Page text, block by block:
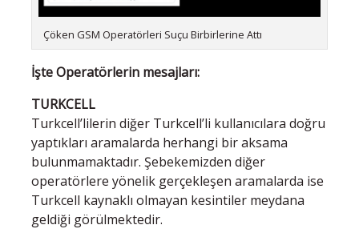
Çöken GSM Operatörleri Suçu Birbirlerine Attı
İşte Operatörlerin mesajları:
TURKCELL
Turkcell’lilerin diğer Turkcell’li kullanıcılara doğru
yaptıkları aramalarda herhangi bir aksama
bulunmamaktadır. Şebekemizden diğer
operatörlere yönelik gerçekleşen aramalarda ise
Turkcell kaynaklı olmayan kesintiler meydana
geldiği görülmektedir.